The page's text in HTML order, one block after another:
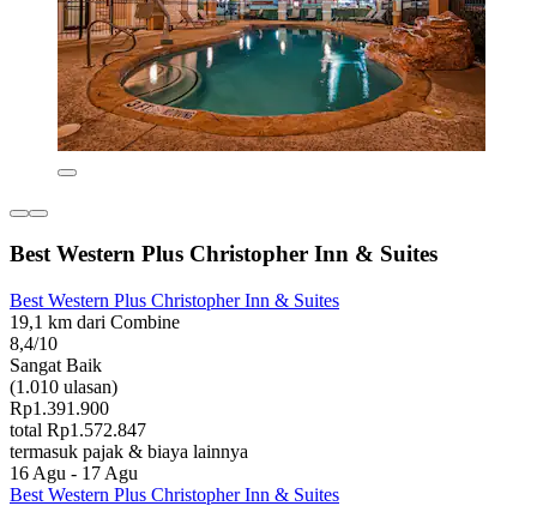
Best Western Plus Christopher Inn & Suites
Best Western Plus Christopher Inn & Suites
19,1 km dari Combine
8,4/10
Sangat Baik
(1.010 ulasan)
Rp1.391.900
total Rp1.572.847
termasuk pajak & biaya lainnya
16 Agu - 17 Agu
Best Western Plus Christopher Inn & Suites